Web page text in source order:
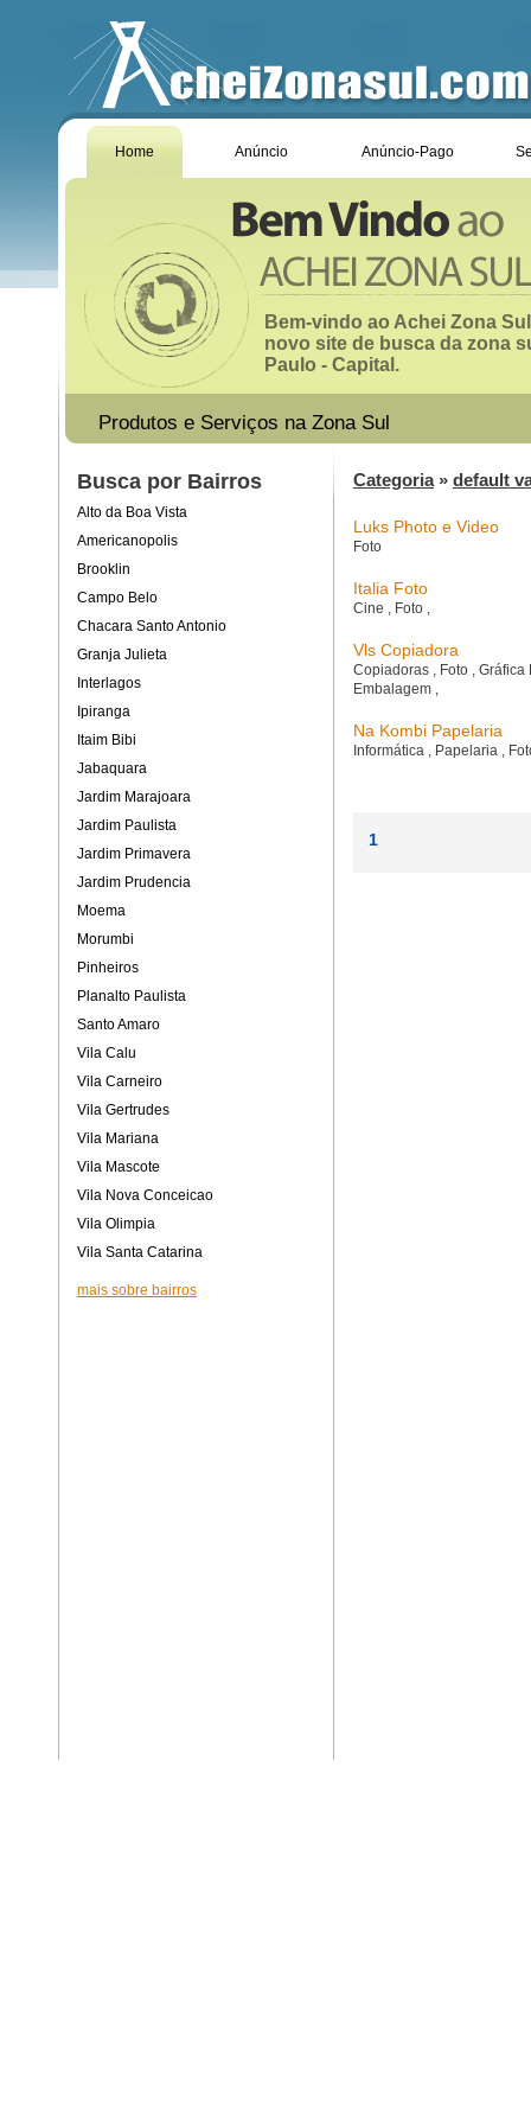
Home Anúncio Anúncio-Pago
Bem-vindo ao Achei Zona
novo site de busca da zona
Paulo - Capital.
Produtos e Serviços na Zona Sul
Busca por Bairros
Alto da Boa Vista
Americanopolis
Brooklin
Campo Belo
Chacara Santo Antonio
Granja Julieta
Interlagos
Ipiranga
Itaim Bibi
Jabaquara
Jardim Marajoara
Jardim Paulista
Jardim Primavera
Jardim Prudencia
Moema
Morumbi
Pinheiros
Planalto Paulista
Santo Amaro
Vila Calu
Vila Carneiro
Vila Gertrudes
Vila Mariana
Vila Mascote
Vila Nova Conceicao
Vila Olimpia
Vila Santa Catarina
mais sobre bairros
Categoria» default
Luks Photo e Video
Foto
Italia Foto
Cine , Foto ,
Vls Copiadora
Copiadoras , Foto , Gráfica
Embalagem ,
Na Kombi Papelaria
Informática , Papelaria ,
1